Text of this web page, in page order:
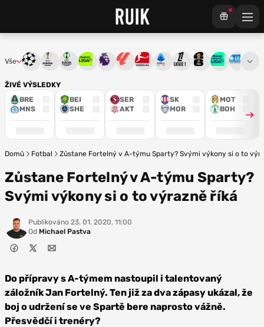
ŽIVÉ VÝSLEDKY
BRE
MNS
BEI
SHE
SER
AKT
SK
MOR
MOT
BOH
Vše Liga mistrůEvropská liga
Konferenční liga
Chance ligaPremier League
La LigaBundesliga
Serie ALigue 1Mistrovství světa
Chance3. ČFL
Domů Fotbal Zůstane Fortelný v A-týmu Sparty? Svými výkony si o to
Zůstane Fortelný v A-týmu Sparty?
Svými výkony si o to výrazně říká
Publikováno 23. 01. 2020, 11:00
Od Michael Pastva
Do přípravy s A-týmem nastoupil i talentovaný
záložník Jan Fortelný. Ten již za dva zápasy ukázal, že
boj o udržení se ve Spartě bere naprosto vážně.
Přesvědčí i trenéry?